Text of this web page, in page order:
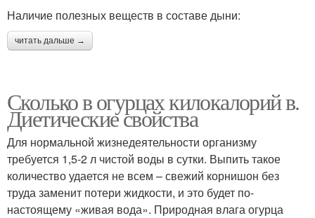
Наличие полезных веществ в составе дыни:
читать дальше →
Сколько в огурцах килокалорий в.
Диетические свойства
Для нормальной жизнедеятельности организму
требуется 1,5-2 л чистой воды в сутки. Выпить такое
количество удается не всем – свежий корнишон без
труда заменит потери жидкости, и это будет по-
настоящему «живая вода». Природная влага огурца